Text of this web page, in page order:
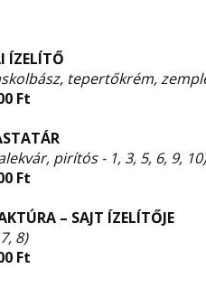
ÍZELÍTŐ
tepertőkrém,
Ft
pirítós - 1, 3, 5, 6, 9, 10)
Ft
– SAJT ÍZELÍTŐJE
8)
Ft